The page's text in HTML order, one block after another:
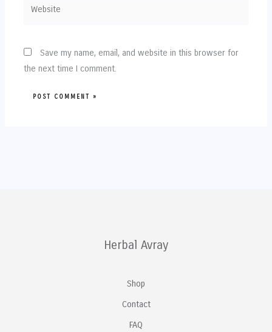
Save my name, email, and website in this browser for
the next time I comment.
Herbal Avray
Shop
Contact
FAQ